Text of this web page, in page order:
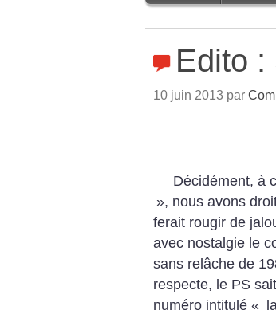
Edito :
10 juin 2013 par
Décidément, à
», nous avons
ferait rougir de
avec nostalgie le
sans relâche de
respecte, le PS
numéro intitulé «